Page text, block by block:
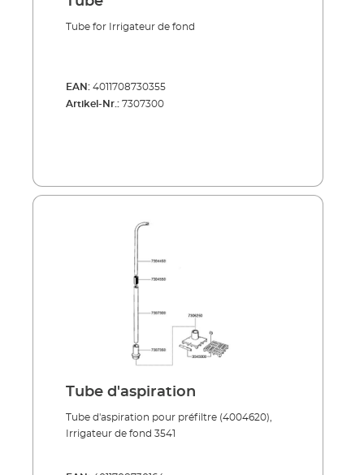
Tube for Irrigateur de fond
EAN: 4011708730355
Artikel-Nr.: 7307300
Tube d'aspiration
Tube d'aspiration pour préfiltre (4004620),
Irrigateur de fond 3541